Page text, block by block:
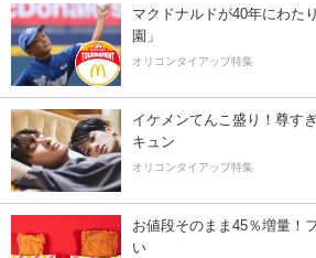
マクドナルドが40年にわた
園」
オリコンタイアップ特集
イケメンてんこ盛り！尊す
キュン
オリコンタイアップ特集
お値段そのまま45％増量！
い